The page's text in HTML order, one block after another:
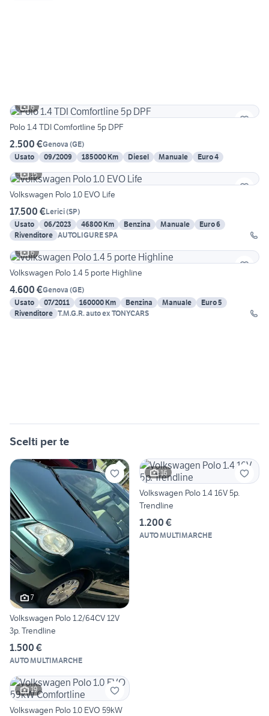
6
Polo 1.4 TDI Comfortline 5p DPF
2.500 €Genova (GE)
Usato
09/2009 185000 Km Diesel Manuale
Euro 4
15
Volkswagen Polo 1.0 EVO Life
17.500 €Lerici(SP)
Usato
06/2023 46800 Km Benzina Manuale
Euro 6
Rivenditore AUTOLIGURE SPA
6
Volkswagen Polo 1.4 5 porte Highline
4.600 €Genova (GE)
Usato
07/2011 160000 Km Benzina Manuale
Euro 5
Rivenditore T.M.G.R. auto ex TONYCARS
Scelti per te
7
Volkswagen Polo 1.2/64CV 12V
3p. Trendline
1.500 €
AUTO MULTIMARCHE
16
Volkswagen Polo 1.4 16V 5p.
Trendline
1.200 €
AUTO MULTIMARCHE
19
Volkswagen Polo 1.0 EVO 59kW